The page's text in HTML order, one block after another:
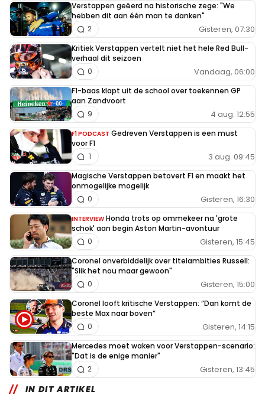
Verstappen geëerd na historische zege: "We
hebben dit aan één man te danken"
Gisteren, 07:30
2
Kritiek Verstappen vertelt niet het hele Red Bull-
verhaal dit seizoen
Vandaag, 06:00
0
F1-baas klapt uit de school over toekennen GP
aan Zandvoort
4 aug. 12:55
9
F1 PODCAST Gedreven Verstappen is een must
voor F1
3 aug. 09:45
1
Magische Verstappen betovert F1 en maakt het
onmogelijke mogelijk
Gisteren, 16:30
0
INTERVIEW Honda trots op ommekeer na 'grote
schok' aan begin Aston Martin-avontuur
Gisteren, 15:45
0
Coronel onverbiddelijk over titelambities Russell:
"Slik het nou maar gewoon"
Gisteren, 15:00
0
Coronel looft kritische Verstappen: “Dan komt de
beste Max naar boven”
Gisteren, 14:15
0
Mercedes moet waken voor Verstappen-scenario:
"Dat is de enige manier"
Gisteren, 13:45
2
IN DIT ARTIKEL